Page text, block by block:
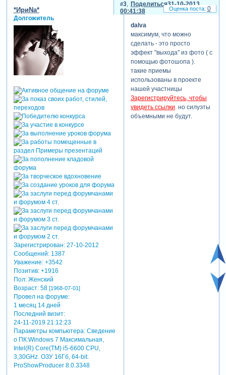
Поделиться
3
31-10-2013
00:41:38
*ИриNа*
Долгожитель
Зарегистрирован: 27-10-2012
Сообщений:1387
Уважение: +3542
Позитив: +1916
Пол:Женский
Возраст:58 [1968-07-01]
Провел на форуме:
1 месяц 14 дней
Последний визит:
24-11-2019 21:12:23
Параметры компьютера:Сведение
о ПК:Windows 7 Максимальная,
Intel(R) Core(TM) i5-6600 CPU,
3,30GHz. ОЗУ 16Гб, 64-bit.
ProShowProducer 8.0.3348
dalva
максимум, что можно
сделать - это просто
эффект "выхода" из фото ( с
помощью фотошопа ).
такие приемы
использованы в проекте
нашей участницы
Зарегистрируйтесь, чтобы
увидеть ссылки. но силуэты
объемными не будут.
0